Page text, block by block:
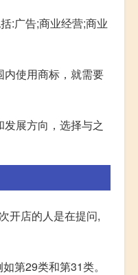
:广告;商业经营;商业
使用商标，就需要
展方向，选择与之
开店的人是在提问,
第29类和第31类。